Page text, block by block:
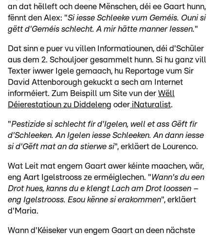
an dat hëlleft och deene Mënschen, déi ee Gaart hunn,
fënnt den Alex: "Si iesse Schleeke vum Geméis. Ouni si
gëtt d'Geméis schlecht. A mir hätte manner Iessen."
Dat sinn e puer vu villen Informatiounen, déi d'Schüler
aus dem 2. Schouljoer gesammelt hunn. Si hu ganz vill
Texter iwwer Igele gemaach, hu Reportage vum Sir
David Attenborough gekuckt a sech am Internet
informéiert. Zum Beispill um Site vun der Wëll
Déierestatioun zu Diddeleng oder iNaturalist.
"Pestizide si schlecht fir d'Igelen, well et ass Gëft fir
d'Schleeken. An Igelen iesse Schleeken. An dann iesse
si d'Gëft mat an da stierwe si", erkläert de Lourenco.
Wat Leit mat engem Gaart awer kéinte maachen, wär,
eng Aart Igelstrooss ze erméiglechen. "Wann's du een
Drot hues, kanns du e klengt Lach am Drot loossen –
eng Igelstrooss. Esou kënne si erakommen", erkläert
d'Maria.
Wann d'Kéiseker vun engem Gaart an deen nächste